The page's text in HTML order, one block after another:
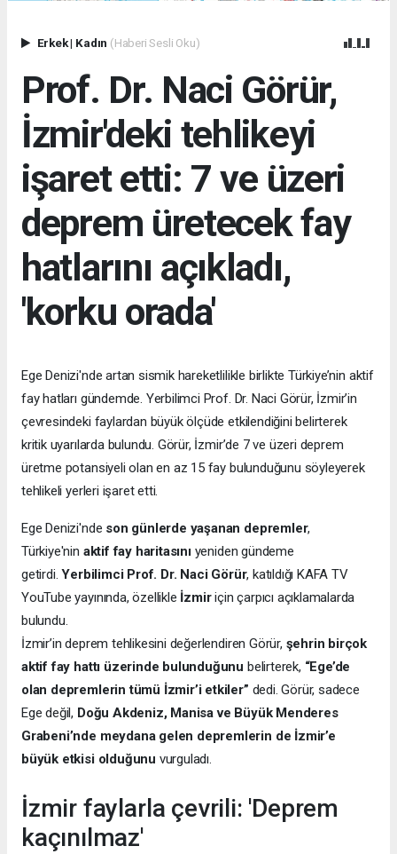
Erkek| Kadın (Haberi Sesli Oku)
Prof. Dr. Naci Görür,
İzmir'deki tehlikeyi
işaret etti: 7 ve üzeri
deprem üretecek fay
hatlarını açıkladı,
'korku orada'
Ege Denizi'nde artan sismik hareketlilikle birlikte Türkiye’nin aktif
fay hatları gündemde. Yerbilimci Prof. Dr. Naci Görür, İzmir’in
çevresindeki faylardan büyük ölçüde etkilendiğini belirterek
kritik uyarılarda bulundu. Görür, İzmir’de 7 ve üzeri deprem
üretme potansiyeli olan en az 15 fay bulunduğunu söyleyerek
tehlikeli yerleri işaret etti.
Ege Denizi'nde son günlerde yaşanan depremler,
Türkiye'nin aktif fay haritasınıyeniden gündeme
getirdi.Yerbilimci Prof. Dr. Naci Görür, katıldığı KAFA TV
YouTube yayınında, özellikle İzmiriçin çarpıcı açıklamalarda
bulundu.
İzmir’in deprem tehlikesini değerlendiren Görür, şehrin birçok
aktif fay hattı üzerinde bulunduğunu belirterek, “Ege’de
olan depremlerin tümü İzmir’i etkiler” dedi. Görür, sadece
Ege değil, Doğu Akdeniz, Manisa ve Büyük Menderes
Grabeni’nde meydana gelen depremlerin de İzmir’e
büyük etkisi olduğunu vurguladı.
İzmir faylarla çevrili: 'Deprem
kaçınılmaz'